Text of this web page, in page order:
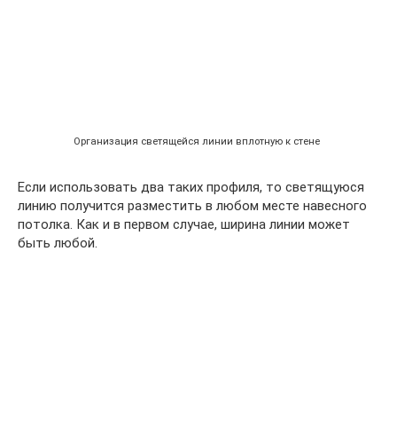
Организация светящейся линии вплотную к стене
Если использовать два таких профиля, то светящуюся
линию получится разместить в любом месте навесного
потолка. Как и в первом случае, ширина линии может
быть любой.